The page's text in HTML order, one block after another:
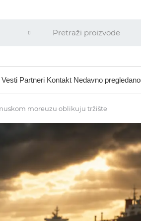
Vesti Partneri Kontakt Nedavno pregledano
moreuzu oblikuju tržište